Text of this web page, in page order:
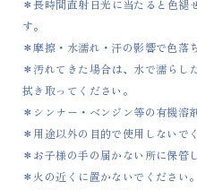
＊長時間直射日光に当たると色褪
す。
＊摩擦・水濡れ・汗の影響で色落
＊汚れてきた場合は、水で濡らし
拭き取ってください。
＊シンナー・ベンジン等の有機溶
＊用途以外の目的で使用しないで
＊お子様の手の届かない所に保管
＊火の近くに置かないでください。